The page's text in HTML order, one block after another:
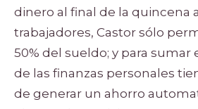
dinero al final de la quincena
trabajadores, Castor sólo
50% del sueldo; y para sumar
de las finanzas personales
de generar un ahorro